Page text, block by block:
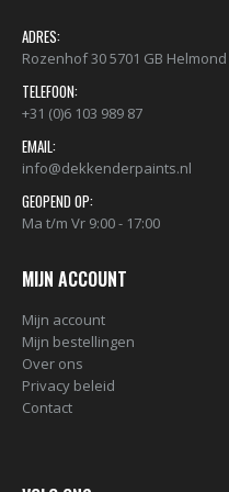
ADRES:
Rozenhof 30 5701 GB Helmond
TELEFOON:
+31 (0)6 103 989 87
EMAIL:
info@dekkenderpaints.nl
GEOPEND OP:
Ma t/m Vr 9:00 - 17:00
MIJN ACCOUNT
Mijn account
Mijn bestellingen
Over ons
Privacy beleid
Contact